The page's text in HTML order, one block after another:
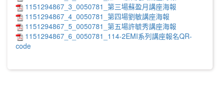
1151294867_3_0050781_第三場蘇盈月講座海報
1151294867_4_0050781_第四場劉敏講座海報
1151294867_5_0050781_第五場許毓秀講座海報
1151294867_6_0050781_114-2EMI系列講座報名QR-
code